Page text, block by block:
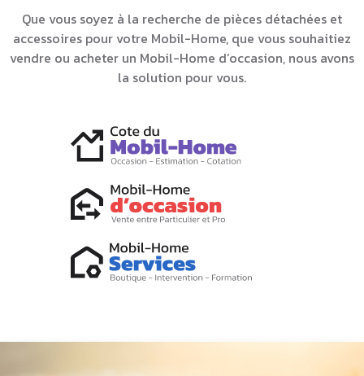
Que vous soyez à la recherche de pièces détachées et
accessoires pour votre Mobil-Home, que vous souhaitiez
vendre ou acheter un Mobil-Home d’occasion, nous avons
la solution pour vous.